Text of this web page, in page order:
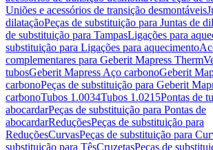
Uniões e acessórios de transição desmontáveis
dilataçãoPeças de substituição para Juntas de
de substituição para TampasLigações para
substituição para Ligações para aquecimento
complementares para Geberit Mapress Therm
tubosGeberit Mapress Aço carbonoGeberit
carbonoPeças de substituição para Geberit
carbonoTubos 1.0034Tubos 1.0215Pontas de
abocardarPeças de substituição para Pontas de
abocardarReduçõesPeças de substituição para
ReduçõesCurvasPeças de substituição para
substituição para TêsCruzetasPeças de